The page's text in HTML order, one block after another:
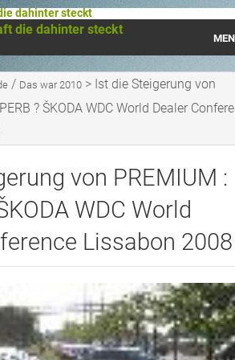
dahinter steckt
die dahinter steckt
/ Das war 2010 > Ist die Steigerung von
? ŠKODA WDC World Dealer
von PREMIUM :
WDC World
Lissabon 2008